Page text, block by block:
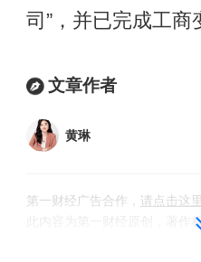
司”，并已完成工商
文章作者
黄琳
第一财经广告合作， 请点击这里
此内容为第一财经原创，著作